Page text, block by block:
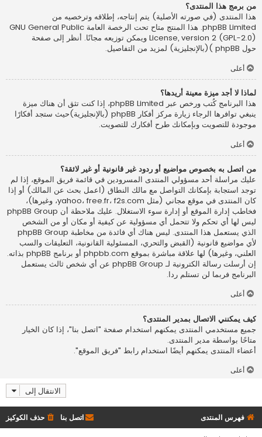
من برمج هذا المنتدى؟
هذا المنتدى (في صورته الأصلية) يتم إنتاجه، إطلاقه وترخصيه من
phpBB Limited
. هذا المنتج متاح تحت الرخصة العامة GNU General Public
License, version 2 (GPL-2.0) ويمكن توزيعه مجانًا. أنظر إلى صفحة
حول phpBB )(بالإنجليزية)
لمزيد من التفاصيل.
أعلى
لماذا لا أجد ميزة معينة أريدها؟
هذا البرنامج كُتب ورخص عبر phpBB Limited، إذا كنت تثق أن هناك ميزة
ينبغي توافرها الرجاء زيارة مركز أفكار phpBB (بالإنجليزية)
حيث ستجد أفكارًا
موجودة للتصويت وبإمكانك طرح أفكارك للتصويت.
أعلى
من اتصل به بخصوص مواضيع أو ردود غير قانونية أو غير لائقة؟
عليك مراسلة أحد مسؤولي المنتدى المسرودين في قائمة فريق الموقع، إذا لم
توجد استجابة بإمكانك التواصل مع مالك النطاق (اعمل بحث عن المالك) أو إذا
كان المنتدى في موقع مجاني (مثل yahoo، free.fr، f2s.com، وغيرها)،
فخاطب إدارة الموقع أو إدارة سوء الاستغلال. عليك ملاحظة أن phpBB Group
ليس لها أي تحكم ولا تتحمل أي مسؤولية عن كيفية أو مكان أو من الشخص
الذي يستعمل هذا المنتدى. ليس هناك أي فائدة من مخاطبة phpBB Group
لأي مواضيع قانونية (القبض والتحري، المسئولية القانونية، التعليقات والسب
العلني، وغيرها) لها علاقة مباشرة بموقع phpbb.com أو برنامج phpBB بذاته.
إن أرسلت رسالة الكترونية لـ phpBB Group عن أي شخص ثالث يستعمل
البرنامج فربما لن تستلم ردا.
أعلى
كيف يمكنني الاتصال بمدير المنتدى؟
جميع مستخدمي المنتدى يمكنهم استخدام صفحة "اتصل بنا"، إذا كان الخيار
متاحًا بواسطة مدير المنتدى.
أعضاء المنتدى يمكنهم أيضًا استخدام رابط "فريق الموقع".
أعلى
الانتقال إلى
فهرس المنتدى حذف الكوكيز اتصل بنا